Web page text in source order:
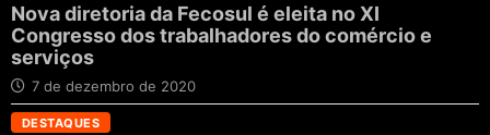
Nova diretoria da Fecosul é eleita no XI
Congresso dos trabalhadores do comércio e
serviços
7 de dezembro de 2020
DESTAQUES